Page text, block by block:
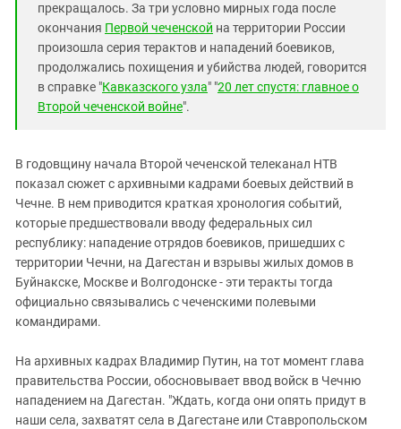
прекращалось. За три условно мирных года после
окончания Первой чеченской на территории России
произошла серия терактов и нападений боевиков,
продолжались похищения и убийства людей, говорится
в справке "Кавказского узла" "20 лет спустя: главное о
Второй чеченской войне".
В годовщину начала Второй чеченской телеканал НТВ
показал сюжет с архивными кадрами боевых действий в
Чечне. В нем приводится краткая хронология событий,
которые предшествовали вводу федеральных сил
республику: нападение отрядов боевиков, пришедших с
территории Чечни, на Дагестан и взрывы жилых домов в
Буйнакске, Москве и Волгодонске - эти теракты тогда
официально связывались с чеченскими полевыми
командирами.
На архивных кадрах Владимир Путин, на тот момент глава
правительства России, обосновывает ввод войск в Чечню
нападением на Дагестан. "Ждать, когда они опять придут в
наши села, захватят села в Дагестане или Ставропольском